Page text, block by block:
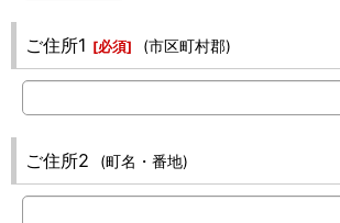
ご住所1 [必須] (市区町村郡)
ご住所2 (町名・番地)